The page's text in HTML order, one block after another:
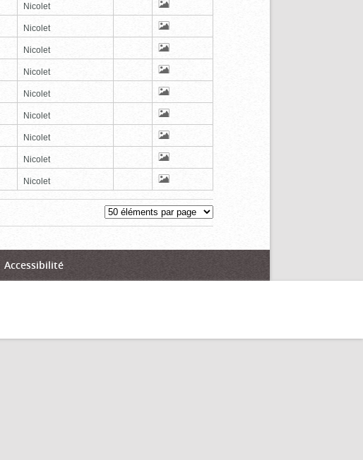
Nicolet
Nicolet
Nicolet
Nicolet
Nicolet
Nicolet
Nicolet
Nicolet
Nicolet
Accessibilité